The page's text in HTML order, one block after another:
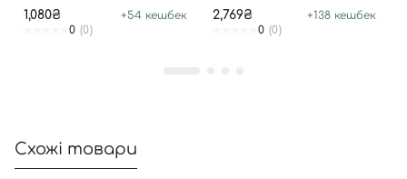
UNSCENTED
1,080₴ +54 кешбек
0 (0)
2,769₴ +138 кешбек
0 (0)
Схожі товари
Далі